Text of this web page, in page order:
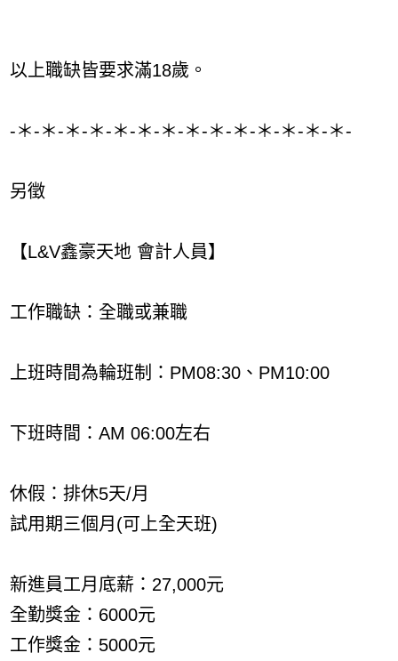
以上職缺皆要求滿18歲。
-＊-＊-＊-＊-＊-＊-＊-＊-＊-＊-＊-＊-＊-＊-
另徵
【L&V鑫豪天地 會計人員】
工作職缺：全職或兼職
上班時間為輪班制：PM08:30、PM10:00
下班時間：AM 06:00左右
休假：排休5天/月
試用期三個月(可上全天班)
新進員工月底薪：27,000元
全勤獎金：6000元
工作獎金：5000元